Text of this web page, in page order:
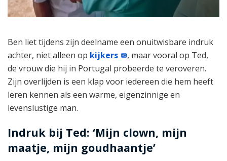
Ben liet tijdens zijn deelname een onuitwisbare indruk
achter, niet alleen op kijkers
, maar vooral op Ted,
de vrouw die hij in Portugal probeerde te veroveren.
Zijn overlijden is een klap voor iedereen die hem heeft
leren kennen als een warme, eigenzinnige en
levenslustige man.
Indruk bij Ted: ‘Mijn clown, mijn
maatje, mijn goudhaantje’